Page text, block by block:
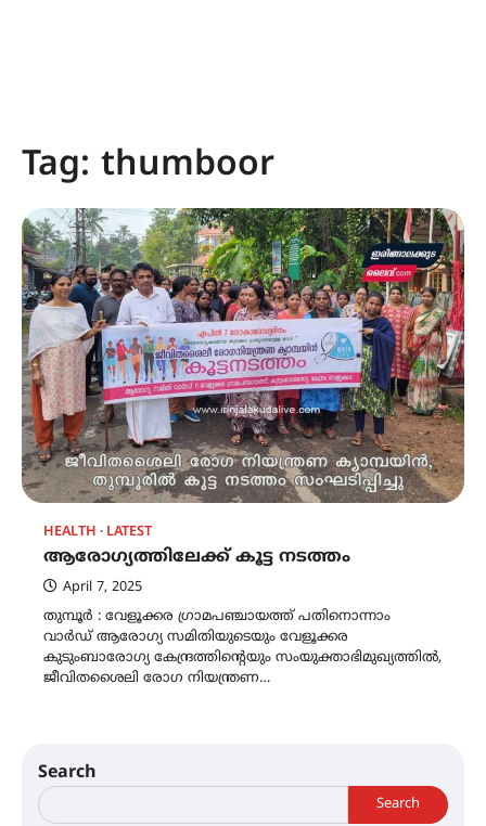
Tag: thumboor
HEALTH LATEST
ആരോഗ്യത്തിലേക്ക് കൂട്ട നടത്തം
April 7, 2025
തുമ്പൂർ : വേളൂക്കര ഗ്രാമപഞ്ചായത്ത് പതിനൊന്നാം
വാർഡ് ആരോഗ്യ സമിതിയുടെയും വേളൂക്കര
കുടുംബാരോഗ്യ കേന്ദ്രത്തിന്റെയും സംയുക്താഭിമുഖ്യത്തിൽ,
ജീവിതശൈലി രോഗ നിയന്ത്രണ…
Search
Search